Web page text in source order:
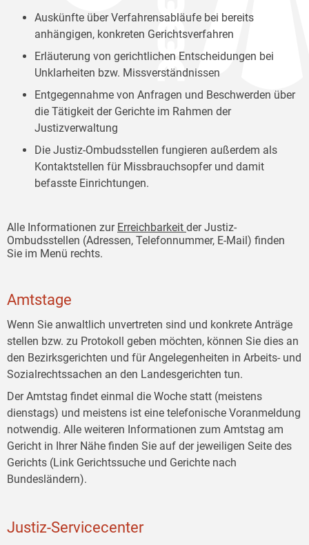
Auskünfte über Verfahrensabläufe bei bereits
anhängigen, konkreten Gerichtsverfahren
Erläuterung von gerichtlichen Entscheidungen bei
Unklarheiten bzw. Missverständnissen
Entgegennahme von Anfragen und Beschwerden über
die Tätigkeit der Gerichte im Rahmen der
Justizverwaltung
Die Justiz-Ombudsstellen fungieren außerdem als
Kontaktstellen für Missbrauchsopfer und damit
befasste Einrichtungen.
Alle Informationen zur Erreichbarkeit der Justiz-
Ombudsstellen (Adressen, Telefonnummer, E-Mail) finden
Sie im Menü rechts.
Amtstage
Wenn Sie anwaltlich unvertreten sind und konkrete Anträge
stellen bzw. zu Protokoll geben möchten, können Sie dies an
den Bezirksgerichten und für Angelegenheiten in Arbeits- und
Sozialrechtssachen an den Landesgerichten tun.
Der Amtstag findet einmal die Woche statt (meistens
dienstags) und meistens ist eine telefonische Voranmeldung
notwendig. Alle weiteren Informationen zum Amtstag am
Gericht in Ihrer Nähe finden Sie auf der jeweiligen Seite des
Gerichts (Link Gerichtssuche und Gerichte nach
Bundesländern).
Justiz-Servicecenter